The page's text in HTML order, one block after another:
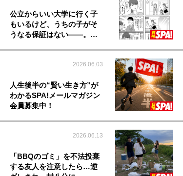
公立からいい大学に行く子
もいるけど、うちの子がそ
うなる保証はない――。…
2026.06.03
人生後半の“賢い生き方”が
わかるSPA!メールマガジン
会員募集中！
2026.06.13
「BBQのゴミ」を不法投棄
する友人を注意したら…逆